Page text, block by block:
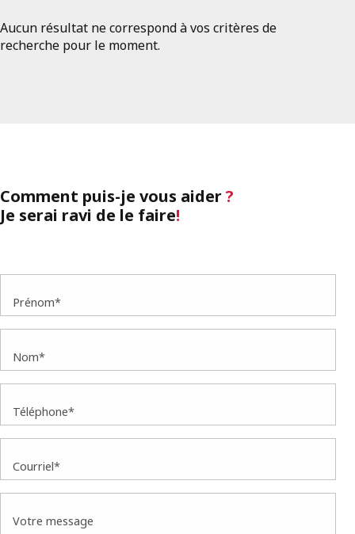
Aucun résultat ne correspond à vos critères de
recherche pour le moment.
Comment puis-je vous aider?
Je serai ravi de le faire!
Prénom*
Nom*
Téléphone*
Courriel*
Votre message